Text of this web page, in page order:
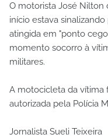
O motorista José Nilton
início estava
atingida em "ponto
momento socorro à
militares.
A motocicleta da vítima
autorizada pela Polícia
Jornalista Sueli Teixeira